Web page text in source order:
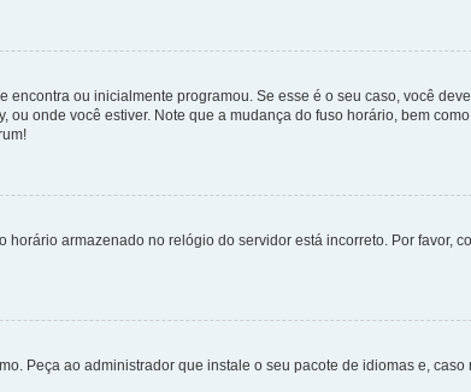
ou inicialmente programou. Se esse é o seu caso, você
onde você estiver. Note que a mudança do fuso horário, bem
armazenado no relógio do servidor está incorreto. Por favor,
Peça ao administrador que instale o seu pacote de idiomas e,